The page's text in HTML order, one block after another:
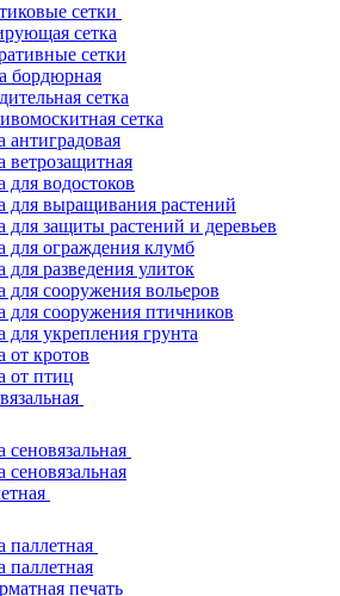
сетки
сетка
сетки
бордюрная
сетка
сетка
антиградовая
ветрозащитная
для водостоков
для выращивания растений
для защиты растений и деревьев
для ограждения клумб
для разведения улиток
для сооружения вольеров
для сооружения птичников
для укрепления грунта
от кротов
от птиц
сеновязальная
сеновязальная
паллетная
паллетная
печать